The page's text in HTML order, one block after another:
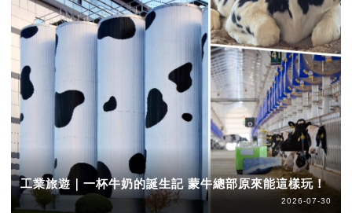
工業旅遊｜一杯牛奶的誕生記 蒙牛總部原來能這樣玩！
2026-07-30